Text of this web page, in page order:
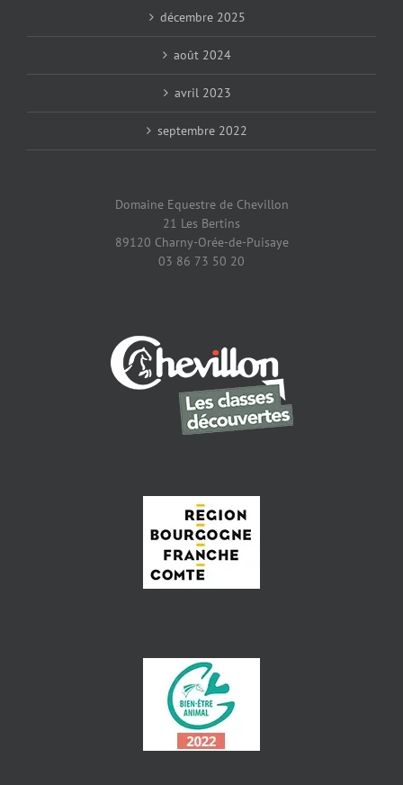
décembre 2025
août 2024
avril 2023
septembre 2022
Domaine Equestre de Chevillon
21 Les Bertins
89120 Charny-Orée-de-Puisaye
03 86 73 50 20